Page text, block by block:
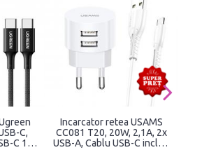
C,
C 1m
Incarcator retea USAMS
CC081 T20, 20W, 2,1A, 2x
USB-A, Cablu USB-C inclus,